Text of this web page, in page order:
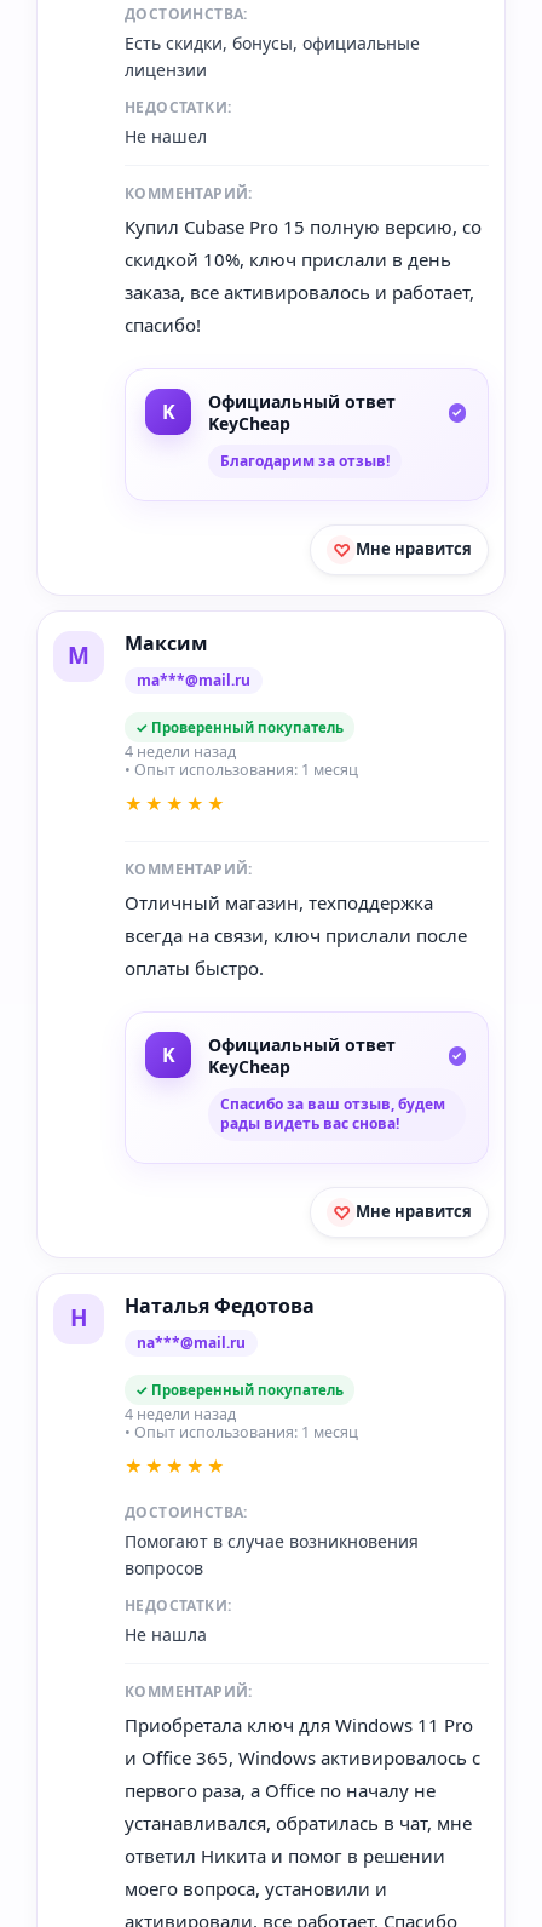
ДОСТОИНСТВА:
Есть скидки, бонусы, официальные
лицензии
НЕДОСТАТКИ:
Не нашел
КОММЕНТАРИЙ:
Купил Cubase Pro 15 полную версию, со
скидкой 10%, ключ прислали в день
заказа, все активировалось и работает,
спасибо!
Официальный ответ
KeyCheap
Благодарим за отзыв!
Мне нравится
М Максим
ma***@mail.ru
✓ Проверенный покупатель
4 недели назад
• Опыт использования: 1 месяц
★★★★★
КОММЕНТАРИЙ:
Отличный магазин, техподдержка
всегда на связи, ключ прислали после
оплаты быстро.
Официальный ответ
KeyCheap
Спасибо за ваш отзыв, будем
рады видеть вас снова!
Мне нравится
Н Наталья Федотова
na***@mail.ru
✓ Проверенный покупатель
4 недели назад
• Опыт использования: 1 месяц
★★★★★
ДОСТОИНСТВА:
Помогают в случае возникновения
вопросов
НЕДОСТАТКИ:
Не нашла
КОММЕНТАРИЙ:
Приобретала ключ для Windows 11 Pro
и Office 365, Windows активировалось с
первого раза, а Office по началу не
устанавливался, обратилась в чат, мне
ответил Никита и помог в решении
моего вопроса, установили и
активировали, все работает. Спасибо